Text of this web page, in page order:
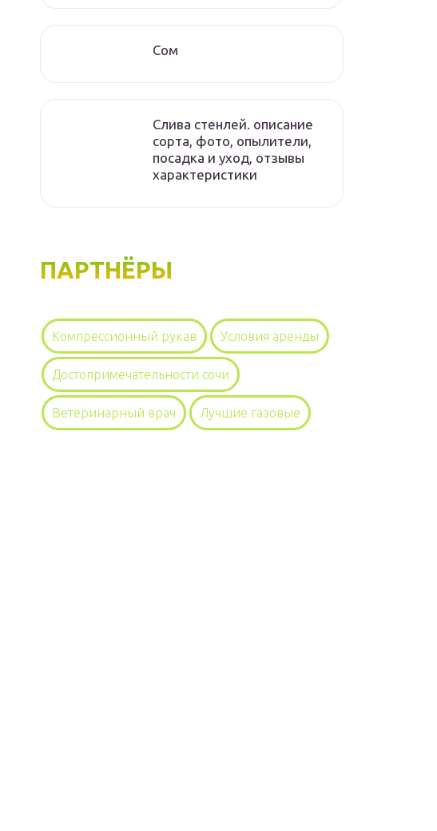
Сом
Слива стенлей. описание
сорта, фото, опылители,
посадка и уход, отзывы
характеристики
ПАРТНЁРЫ
Компрессионный рукав Условия аренды
Достопримечательности сочи
Ветеринарный врач Лучшие газовые